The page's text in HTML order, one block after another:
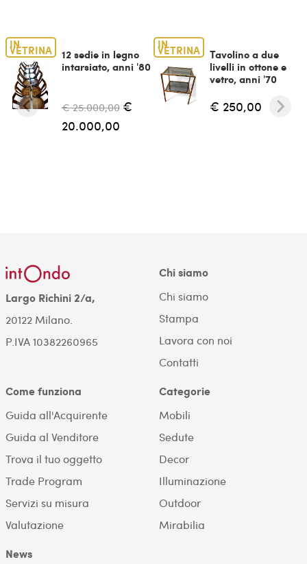
IN
VETRINA
12 sedie in legno
intarsiato, anni '80
€ 25.000,00 €
20.000,00
IN
VETRINA
Tavolino a due
livelli in ottone e
vetro, anni '70
€ 250,00
Largo Richini 2/a,
20122 Milano.
P.IVA 10382260965
Chi siamo
Chi siamo
Stampa
Lavora con noi
Contatti
Come funziona
Guida all'Acquirente
Guida al Venditore
Trova il tuo oggetto
Trade Program
Servizi su misura
Valutazione
Categorie
Mobili
Sedute
Decor
Illuminazione
Outdoor
Mirabilia
News